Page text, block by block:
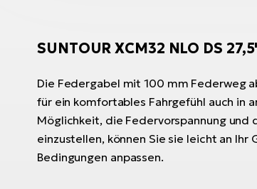
SUNTOUR XCM32 NLO DS
Die Federgabel mit 100 mm Federweg
für ein komfortables Fahrgefühl auch in
Möglichkeit, die Federvorspannung und
einzustellen, können Sie sie leicht an
Bedingungen anpassen.